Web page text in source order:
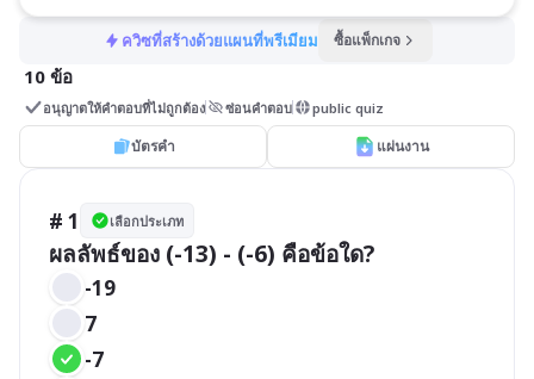
ควิซที่สร้างด้วยแผนที่พรีเมียม ซื้อแพ็กเกจ
10 ข้อ
อนุญาตให้คำตอบที่ไม่ถูกต้อง ซ่อนคำตอบ public quiz
บัตรคำ แผ่นงาน
# 1 เลือกประเภท
ผลลัพธ์ของ (-13) - (-6) คือข้อใด?
-19
7
-7